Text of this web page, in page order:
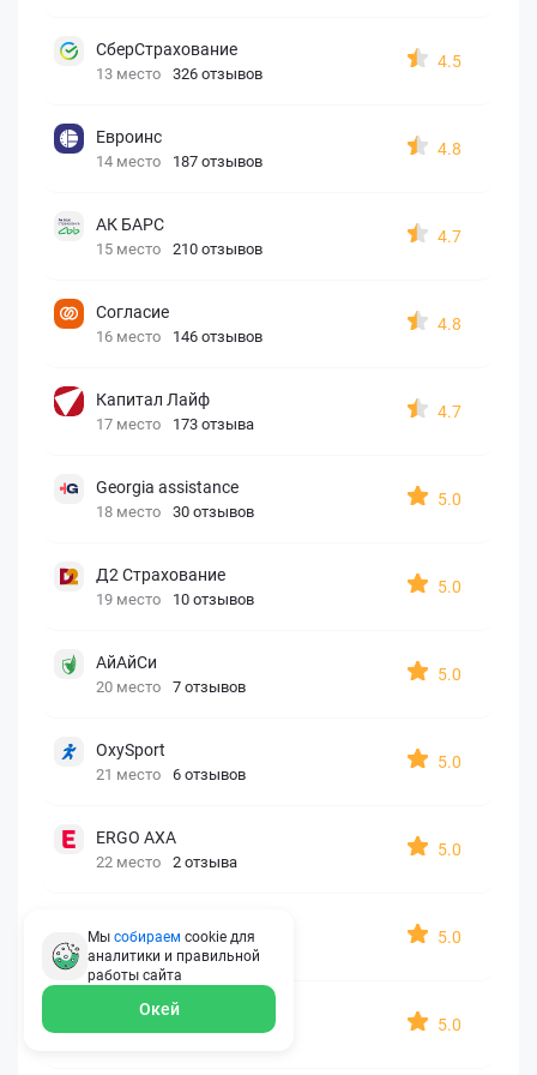
СберСтрахование
13 место 326 отзывов
4.5
Евроинс
14 место 187 отзывов
4.8
АК БАРС
15 место 210 отзывов
4.7
Согласие
16 место 146 отзывов
4.8
Капитал Лайф
17 место 173 отзыва
4.7
Georgia assistance
18 место 30 отзывов
5.0
Д2 Страхование
19 место 10 отзывов
5.0
АйАйСи
20 место 7 отзывов
5.0
OxySport
21 место 6 отзывов
5.0
ERGO AXA
22 место 2 отзыва
5.0
23 место 1 отзыв
5.0
УралСиб
24 место 1 отзыв
5.0
Мы собираем cookie для
аналитики и правильной
работы сайта
Окей